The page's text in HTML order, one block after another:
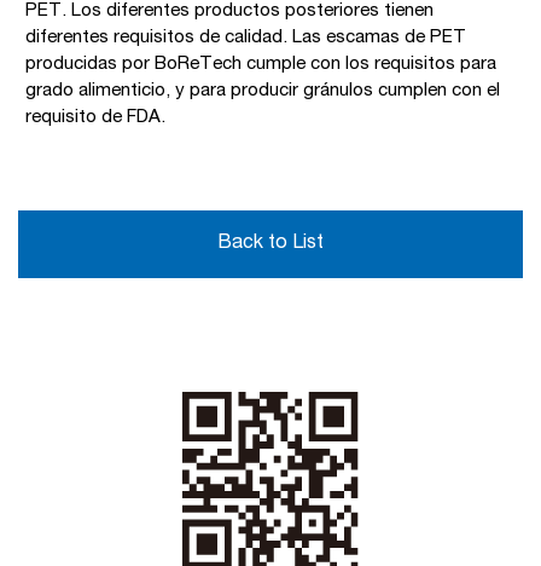
PET. Los diferentes productos posteriores tienen
diferentes requisitos de calidad. Las escamas de PET
producidas por BoReTech cumple con los requisitos para
grado alimenticio, y para producir gránulos cumplen con el
requisito de FDA.
Back to List